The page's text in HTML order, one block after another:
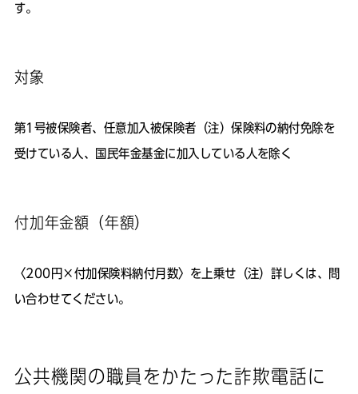
す。
対象
第1号被保険者、任意加入被保険者（注）保険料の納付免除を
受けている人、国民年金基金に加入している人を除く
付加年金額（年額）
〈200円×付加保険料納付月数〉を上乗せ（注）詳しくは、問
い合わせてください。
公共機関の職員をかたった詐欺電話に